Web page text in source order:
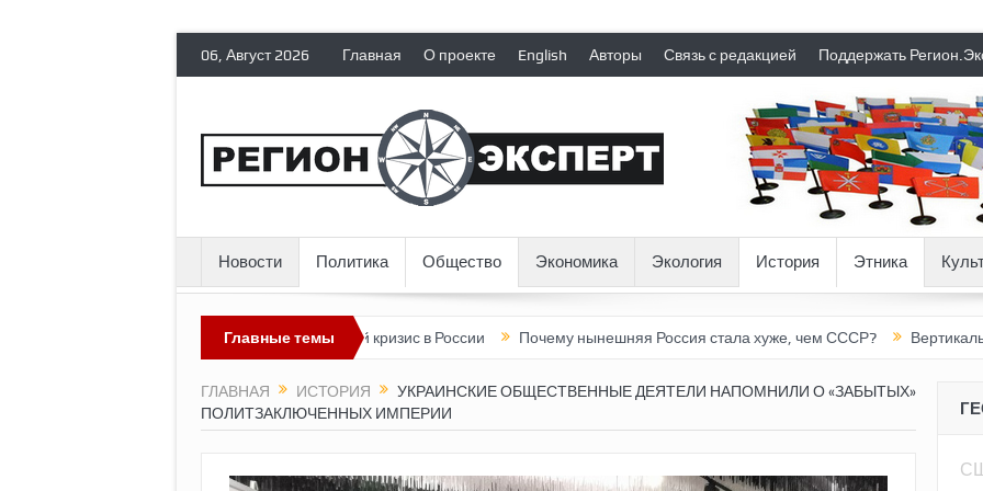
06, Август 2026 Главная О проекте English Авторы Связь с редакцией Поддержать
Новости Политика Общество Экономика Экология История Этника
Главные темы
Топливный кризис в России Почему нынешняя Россия стала хуже, чем СССР? Вертикаль под
ГЛАВНАЯ ИСТОРИЯ
УКРАИНСКИЕ ОБЩЕСТВЕННЫЕ ДЕЯТЕЛИ НАПОМНИЛИ О «ЗАБЫТЫХ»
ПОЛИТЗАКЛЮЧЕННЫХ ИМПЕРИИ